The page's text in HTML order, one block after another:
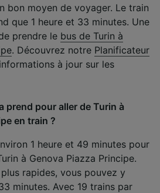
bon moyen de voyager. Le train
que 1 heure et 33 minutes. Une
prendre le bus de Turin à
. Découvrez notre Planificateur
à jour sur les
prend pour aller de Turin à
en train ?
1 heure et 49 minutes pour
à Genova Piazza Principe.
rapides, vous pouvez y
minutes. Avec 19 trains par